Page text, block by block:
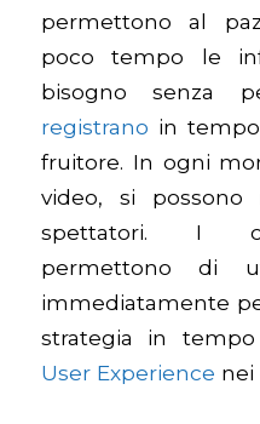
permettono al
poco tempo le
bisogno senza
registrano in
fruitore. In ogni
video, si possono
spettatori. I
permettono di
immediatamente
strategia in
User Experience nei